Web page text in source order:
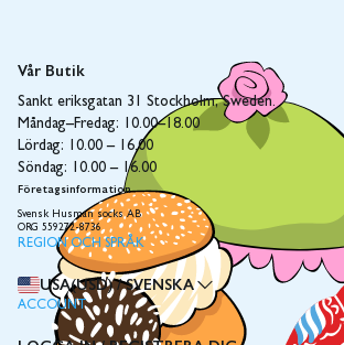
Vår Butik
Sankt eriksgatan 31 Stockholm, Sweden.
Måndag–Fredag: 10.00–18.00
Lördag: 10.00 – 16.00
Söndag: 10.00 – 16.00
Företagsinformation
Svensk Husman socks AB
ORG 559272-8736
REGION OCH SPRÅK
USA(USD) / SVENSKA
ACCOUNT